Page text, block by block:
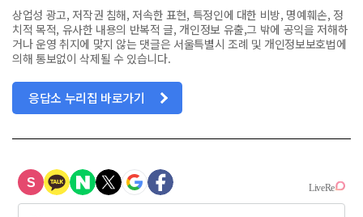
상업성 광고, 저작권 침해, 저속한 표현, 특정인에 대한 비방, 명예훼손, 정
치적 목적, 유사한 내용의 반복적 글, 개인정보 유출,그 밖에 공익을 저해하
거나 운영 취지에 맞지 않는 댓글은 서울특별시 조례 및 개인정보보호법에
의해 통보없이 삭제될 수 있습니다.
응답소 누리집 바로가기